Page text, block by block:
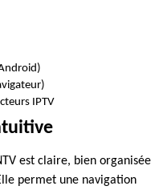
IPTV
est claire, bien organisée
permet une navigation